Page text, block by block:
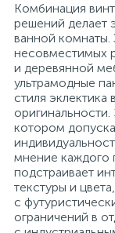
Комбинация
решений делает
ванной комнаты.
несовместимых
и деревянной
ультрамодные
стиля эклектика
котором
мнение каждого
подстраивает
текстуры и
с
ограничений в